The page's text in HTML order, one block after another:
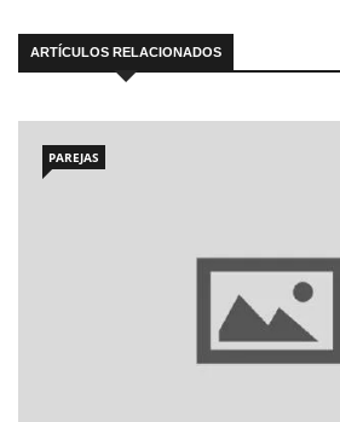
ARTÍCULOS RELACIONADOS
PAREJAS